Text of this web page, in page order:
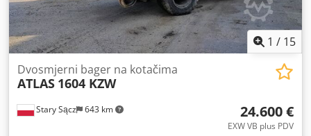
1 / 15
Stary Sącz 643 km
Dvosmjerni bager na kotačima
ATLAS 1604 KZW
24.600 €
EXW VB plus PDV